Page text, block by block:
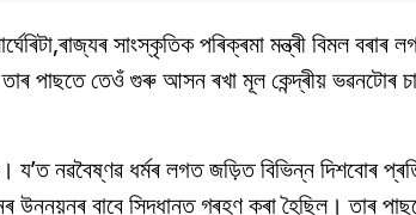
সাংস্কৃতিক পৰিক্ৰমা মন্ত্ৰী বিমল বৰাৰ
পাছতে তেওঁ গুৰু আসন ৰখা মূল কেন্দ্ৰীয় ভৱনটোৰ
য’ত নৱবৈষ্ণৱ ধৰ্মৰ লগত জড়িত বিভিন্ন দিশবোৰ
উন্নয়নৰ বাবে সিদ্ধান্ত গ্ৰহণ কৰা হৈছিল। তাৰ